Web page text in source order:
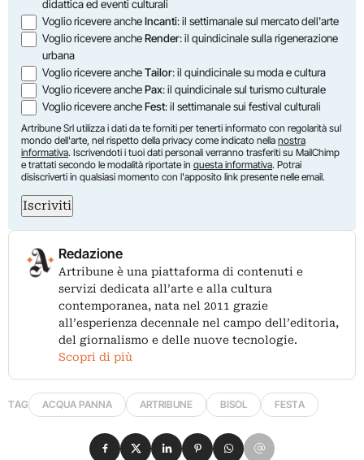
didattica ed eventi culturali
Voglio ricevere ancheIncanti: il settimanale sul mercato dell'arte
Voglio ricevere ancheRender: il quindicinale sulla rigenerazione
urbana
Voglio ricevere ancheTailor: il quindicinale su moda e cultura
Voglio ricevere anchePax: il quindicinale sul turismo culturale
Voglio ricevere ancheFest: il settimanale sui festival culturali
Artribune Srl utilizza i dati da te forniti per tenerti informato con regolarità sul
mondo dell'arte, nel rispetto della privacy come indicato nella nostra
informativa. Iscrivendoti i tuoi dati personali verranno trasferiti su MailChimp
e trattati secondo le modalità riportate in questa informativa. Potrai
disiscriverti in qualsiasi momento con l'apposito link presente nelle email.
Iscriviti
Redazione
Artribune è una piattaforma di contenuti e
servizi dedicata all’arte e alla cultura
contemporanea, nata nel 2011 grazie
all’esperienza decennale nel campo dell’editoria,
del giornalismo e delle nuove tecnologie.
Scopri di più
TAG ACQUA PANNA ARTRIBUNE BISOL FESTA
Condividi su Facebook
Condividi su X
Condividi su LinkedIn
Condividi su Pinterest
Condividi su WhatsApp
Condividi su Email